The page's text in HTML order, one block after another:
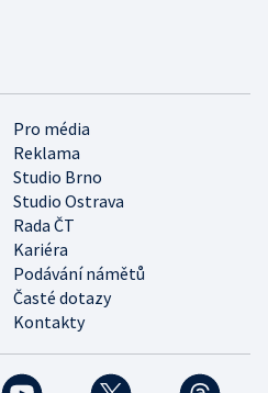
Pro média
Reklama
Studio Brno
Studio Ostrava
Rada ČT
Kariéra
Podávání námětů
Časté dotazy
Kontakty